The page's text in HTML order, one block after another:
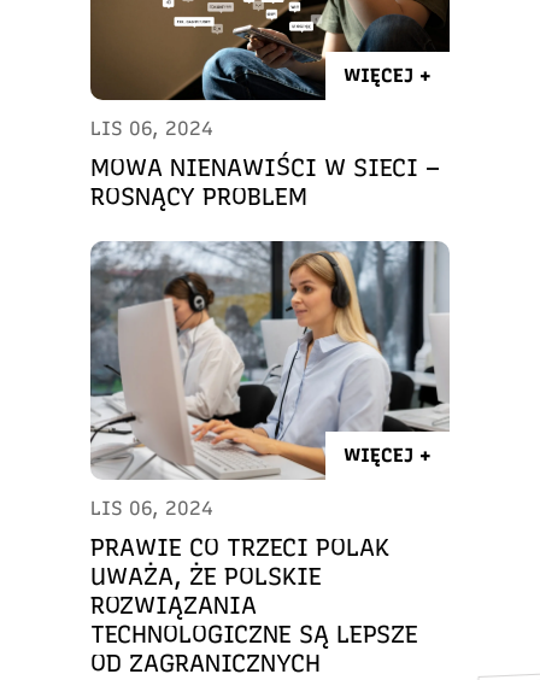
WIĘCEJ +
LIS 06, 2024
MOWA NIENAWIŚCI W SIECI –
ROSNĄCY PROBLEM
WIĘCEJ +
LIS 06, 2024
PRAWIE CO TRZECI POLAK
UWAŻA, ŻE POLSKIE
ROZWIĄZANIA
TECHNOLOGICZNE SĄ LEPSZE
OD ZAGRANICZNYCH